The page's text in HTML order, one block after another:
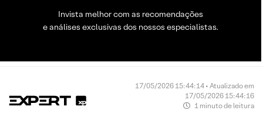
Invista melhor com as recomendações
e análises exclusivas dos nossos especialistas.
17/05/2026 15:44:14 • Atualizado em
17/05/2026 15:44:16
1 minuto de leitura